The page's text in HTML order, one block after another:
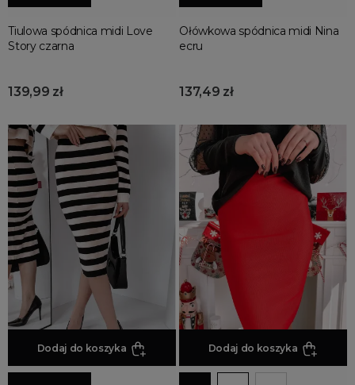
Tiulowa spódnica midi Love
Story czarna
139,99 zł
Ołówkowa spódnica midi Nina
ecru
137,49 zł
Dodaj do koszyka Dodaj do koszyka